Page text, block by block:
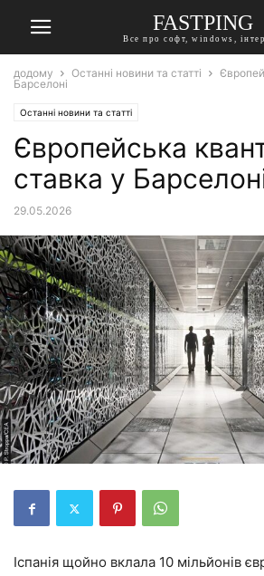
FASTPING
Все про софт, windows,
додому Останні новини та статті
Барселоні
Останні новини та статті
Європейська
ставка у
29.05.2026
Іспанія щойно вклала 10 мільйонів